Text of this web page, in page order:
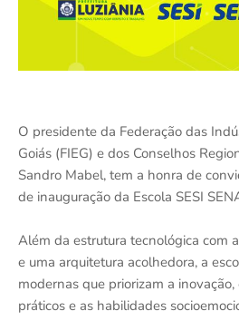
O presidente da Federação das
Goiás (FIEG) e dos Conselhos
Sandro Mabel, tem a honra de
de inauguração da Escola SESI
Além da estrutura tecnológica com
e uma arquitetura acolhedora, a
modernas que priorizam a
práticos e as habilidades